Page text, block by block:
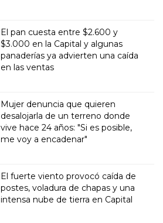
El pan cuesta entre $2.600 y
$3.000 en la Capital y algunas
panaderías ya advierten una caída
en las ventas
Mujer denuncia que quieren
desalojarla de un terreno donde
vive hace 24 años: "Si es posible,
me voy a encadenar"
El fuerte viento provocó caída de
postes, voladura de chapas y una
intensa nube de tierra en Capital